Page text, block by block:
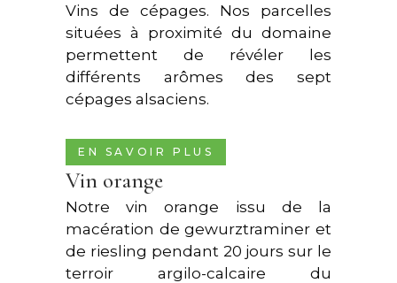
Vins de cépages. Nos parcelles
situées à proximité du domaine
permettent de révéler les
différents arômes des sept
cépages alsaciens.
EN SAVOIR PLUS
Vin orange
Notre vin orange issu de la
macération de gewurztraminer et
de riesling pendant 20 jours sur le
terroir argilo-calcaire du